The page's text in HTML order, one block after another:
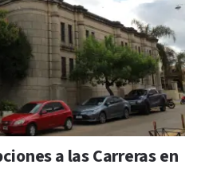
a las Carreras en